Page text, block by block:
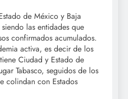
de México y Baja
las entidades que
confirmados acumulados.
activa, es decir de los
Ciudad y Estado de
Tabasco, seguidos de los
colindan con Estados